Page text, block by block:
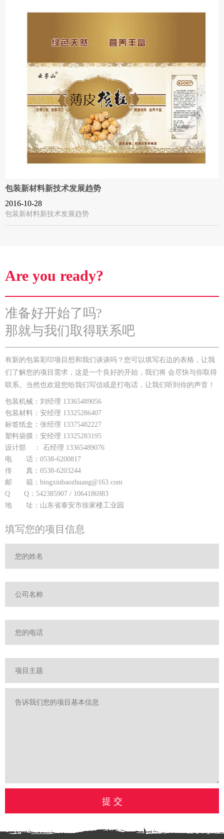
包装新材料新技术发展趋势
2016-10-28
包装新材料新技术发展趋势
Are you ready?
准备好开始了吗?
那就与我们取得联系吧
有新的包装彩印项目想和我们谈谈吗？您可以填写右边的表格，让我
们了解您的项目需求，这是一个良好的开始，我们将 会尽快与你取得
联系。当然也欢迎您给我们写信或是打电话，让我们听到你的声音！
包装机械：刘经理 13365489056
包装材料：安经理 13325286407
标签纸盒：张经理 13375482227
塑料袋膜：安经理 13325283195
设计部 ： 石经理 13365489076
电 话：0538-6200817
传 真：0538-6203244
邮 箱：bingxinbaozhuang@163.com
Q Q：542385907 / 1064186983
地 址：山东省泰安市徐家楼工业园
填写您的项目信息